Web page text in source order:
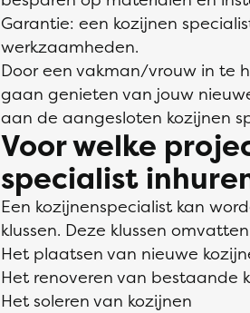
Garantie: een kozijnen
werkzaamheden.
Door een vakman/vrouw in te
gaan genieten van jouw
aan de aangesloten kozijnen
Voor welke
specialist
Een kozijnenspecialist kan
klussen. Deze klussen
Het plaatsen van nieuwe
Het renoveren van bestaande
Het soleren van kozijnen